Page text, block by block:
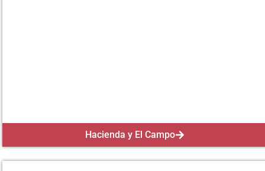
Hacienda y El Campo